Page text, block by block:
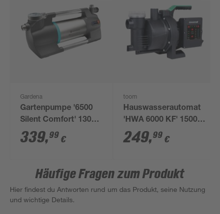
Gardena
Gartenpumpe '6500
Silent Comfort' 1300
W 6500 l/h
339,99 €
toom
Hauswasserautomat
'HWA 6000 KF' 1500
W 6.000 l/h
249,99 €
Häufige Fragen zum Produkt
Hier findest du Antworten rund um das Produkt, seine Nutzung
und wichtige Details.